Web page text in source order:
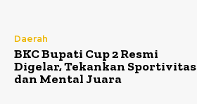
Daerah
BKC Bupati Cup 2 Resmi
Digelar, Tekankan Sportivitas
dan Mental Juara